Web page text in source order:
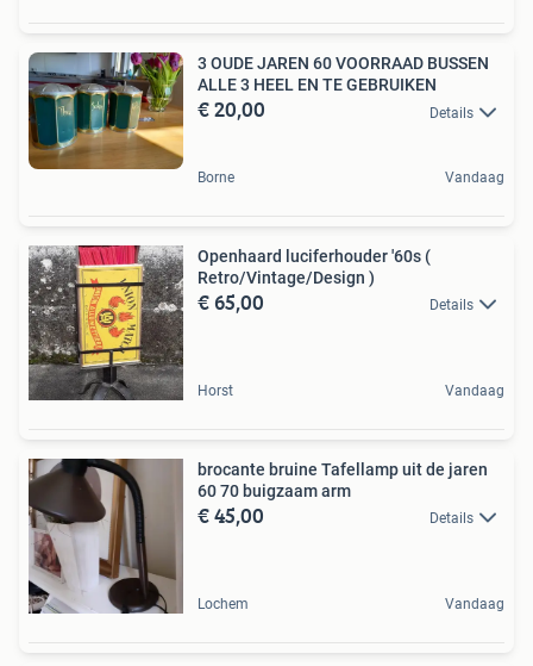
3 OUDE JAREN 60 VOORRAAD BUSSEN
ALLE 3 HEEL EN TE GEBRUIKEN
€ 20,00 Details
Borne Vandaag
Openhaard luciferhouder '60s (
Retro/Vintage/Design )
€ 65,00 Details
Horst Vandaag
brocante bruine Tafellamp uit de jaren
60 70 buigzaam arm
€ 45,00 Details
Lochem Vandaag